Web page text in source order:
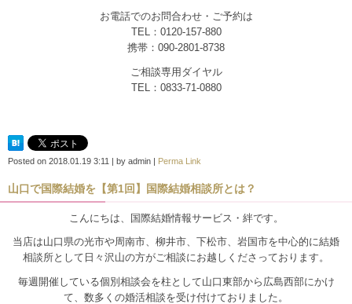
お電話でのお問合わせ・ご予約は
TEL：0120-157-880
携帯：090-2801-8738
ご相談専用ダイヤル
TEL：0833-71-0880
Posted on 2018.01.19 3:11 | by admin | Perma Link
山口で国際結婚を【第1回】国際結婚相談所とは？
こんにちは、国際結婚情報サービス・絆です。
当店は山口県の光市や周南市、柳井市、下松市、岩国市を中心的に結婚
相談所として日々沢山の方がご相談にお越しくださっております。
毎週開催している個別相談会を柱として山口東部から広島西部にかけ
て、数多くの婚活相談を受け付けておりました。